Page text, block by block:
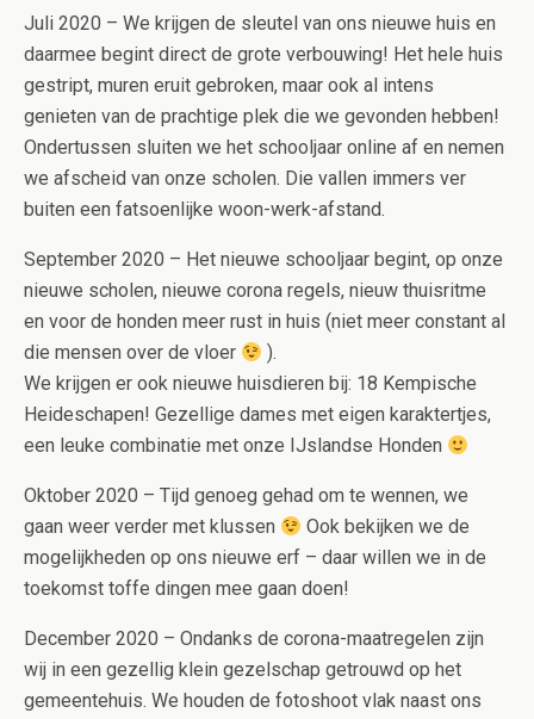
Juli 2020 – We krijgen de sleutel van ons nieuwe huis en
daarmee begint direct de grote verbouwing! Het hele huis
gestript, muren eruit gebroken, maar ook al intens
genieten van de prachtige plek die we gevonden hebben!
Ondertussen sluiten we het schooljaar online af en nemen
we afscheid van onze scholen. Die vallen immers ver
buiten een fatsoenlijke woon-werk-afstand.
September 2020 – Het nieuwe schooljaar begint, op onze
nieuwe scholen, nieuwe corona regels, nieuw thuisritme
en voor de honden meer rust in huis (niet meer constant al
die mensen over de vloer
).
We krijgen er ook nieuwe huisdieren bij: 18 Kempische
Heideschapen! Gezellige dames met eigen karaktertjes,
een leuke combinatie met onze IJslandse Honden
Oktober 2020 – Tijd genoeg gehad om te wennen, we
gaan weer verder met klussen
Ook bekijken we de
mogelijkheden op ons nieuwe erf – daar willen we in de
toekomst toffe dingen mee gaan doen!
December 2020 – Ondanks de corona-maatregelen zijn
wij in een gezellig klein gezelschap getrouwd op het
gemeentehuis. We houden de fotoshoot vlak naast ons